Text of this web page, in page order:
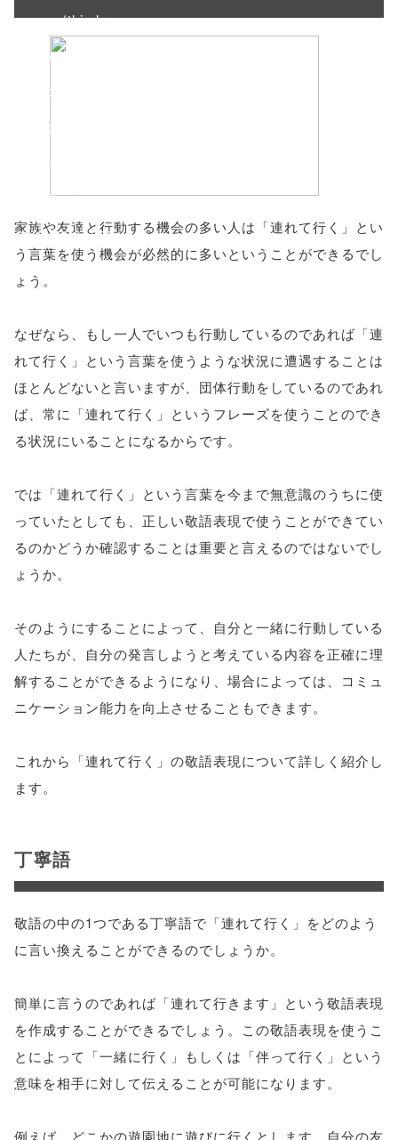
w.open(this.hre
f, 'Gwindow',
'width=550,
height=450,
toolbar=no,
scrollbars=yes'
家族や友達と行動する機会の多い人は「連れて行く」とい
う言葉を使う機会が必然的に多いということができるでし
ょう。
なぜなら、もし一人でいつも行動しているのであれば「連
れて行く」という言葉を使うような状況に遭遇することは
ほとんどないと言いますが、団体行動をしているのであれ
ば、常に「連れて行く」というフレーズを使うことのでき
る状況にいることになるからです。
では「連れて行く」という言葉を今まで無意識のうちに使
っていたとしても、正しい敬語表現で使うことができてい
るのかどうか確認することは重要と言えるのではないでし
ょうか。
そのようにすることによって、自分と一緒に行動している
人たちが、自分の発言しようと考えている内容を正確に理
解することができるようになり、場合によっては、コミュ
ニケーション能力を向上させることもできます。
これから「連れて行く」の敬語表現について詳しく紹介し
ます。
丁寧語
敬語の中の1つである丁寧語で「連れて行く」をどのよう
に言い換えることができるのでしょうか。
簡単に言うのであれば「連れて行きます」という敬語表現
を作成することができるでしょう。この敬語表現を使うこ
とによって「一緒に行く」もしくは「伴って行く」という
意味を相手に対して伝えることが可能になります。
例えば、どこかの遊園地に遊びに行くとします。自分の友